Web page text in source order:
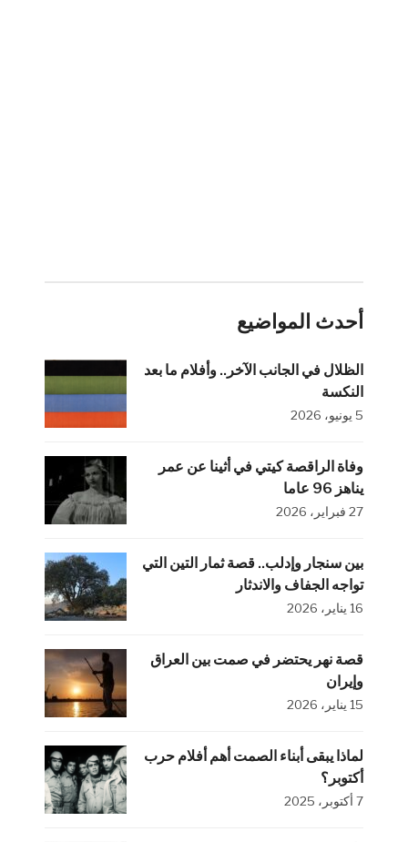
أحدث المواضيع
الظلال في الجانب الآخر.. وأفلام ما بعد
النكسة
5 يونيو، 2026
وفاة الراقصة كيتي في أثينا عن عمر
يناهز 96 عاما
27 فبراير، 2026
بين سنجار وإدلب.. قصة ثمار التين التي
تواجه الجفاف والاندثار
16 يناير، 2026
قصة نهر يحتضر في صمت بين العراق
وإيران
15 يناير، 2026
لماذا يبقى أبناء الصمت أهم أفلام حرب
أكتوبر؟
7 أكتوبر، 2025